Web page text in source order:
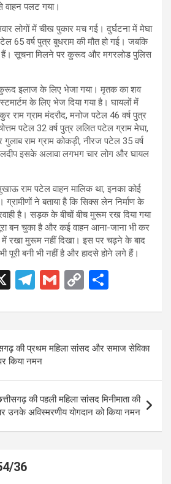
पलट गया।
लोगों में चीख पुकार मच गई। दुर्घटना में मेघा
65 वर्ष पुत्र बुधराम की मौत हो गई। जबकि
सूचना मिलने पर कुरूद और मगरलोड पुलिस
इलाज के लिए भेजा गया। मृतक का शव
के लिए भेज दिया गया है। घायलों में
राम ग्राम मंदरौद, मनोज पटेल 46 वर्ष पुत्र
पटेल 32 वर्ष पुत्र ललित पटेल ग्राम मेघा,
गुलाब राम ग्राम कोकड़ी, नीरज पटेल 35 वर्ष
इसके अलावा लगभग चार लोग और घायल
राम पटेल वाहन मालिक था, इनका कोई
ग्रामीणों ने बताया है कि सिक्स लेन निर्माण के
है। सड़क के बीचों बीच मुरूम रख दिया गया
बन चुका है और कई वाहन आना-जाना भी कर
रखा मुरूम नहीं दिखा। इस पर चढ़ने के बाद
बनी भी नहीं है और हादसे होने लगे हैं।
X
T
e
a
m
G
ail
C
py
Li
n
k
ar
की प्रथम महिला सांसद और समाज सेविका
किया नमन
की पहली महिला सांसद मिनीमाता की
उनके अविस्मरणीय योगदान को किया नमन
36